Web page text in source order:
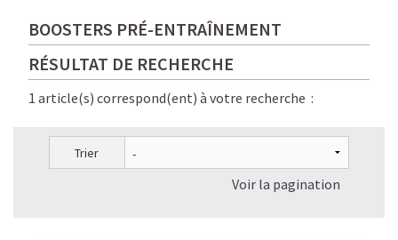
BOOSTERS PRÉ-ENTRAÎNEMENT
RÉSULTAT DE RECHERCHE
1 article(s) correspond(ent) à votre recherche :
Trier
Voir la pagination